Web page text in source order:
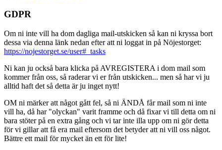
GDPR
Om ni inte vill ha dom dagliga mail-utskicken så kan ni kryssa bort
dessa via denna länk nedan efter att ni loggat in på Nöjestorget:
https://nojestorget.se/user#_tasks
Ni kan ju också bara klicka på AVREGISTERA i dom mail som
kommer från oss, så raderar vi er från utskicken... men så har vi ju
alltid haft det så detta är ju inget nytt!
OM ni märker att något gått fel, så ni ÄNDÅ får mail som ni inte
vill ha, då har "olyckan" varit framme och då fixar vi till detta om ni
bara stöter på en extra gång och vi tar inte illa upp om ni gör detta
för vi gillar att få era mail eftersom det betyder att ni vill oss något.
Bättre ett mail för mycket än ett för lite!